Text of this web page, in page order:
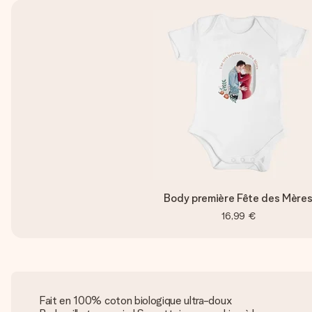
Body première Fête des Mères
16,99 €
Fait en 100% coton biologique ultra-doux